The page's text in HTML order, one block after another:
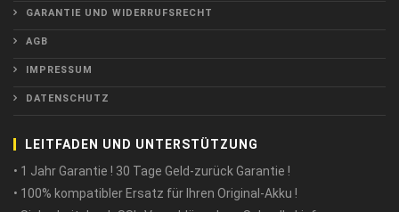
GARANTIE UND WIDERRUFSRECHT
AGB
IMPRESSUM
DATENSCHUTZ
LEITFADEN UND UNTERSTÜTZUNG
• 1 Jahr Garantie ! 30 Tage Geld-zurück Garantie !
• 100% kompatibler Ersatz für Ihren Original-Akku !